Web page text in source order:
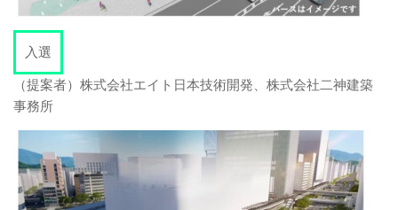
入選
（提案者）株式会社エイト日本技術開発、株式会社二神建築
事務所